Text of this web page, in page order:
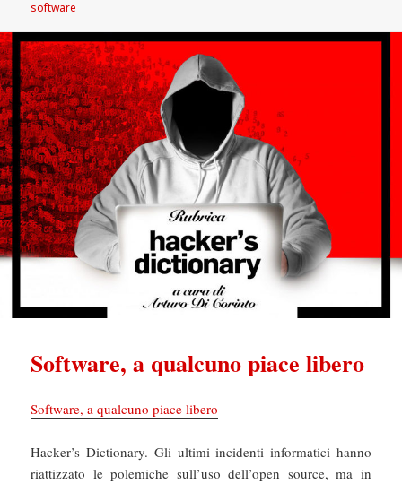
software
Software, a qualcuno piace libero
Software, a qualcuno piace libero
Hacker’s Dictionary. Gli ultimi incidenti informatici hanno
riattizzato le polemiche sull’uso dell’open source, ma in